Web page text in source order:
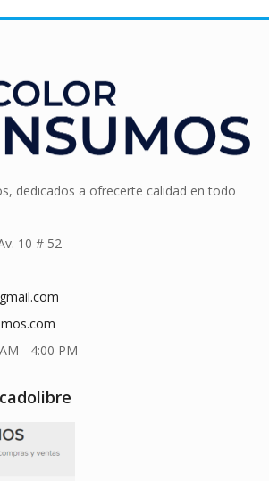
dedicados a ofrecerte calidad en todo
10 # 52
- 4:00 PM